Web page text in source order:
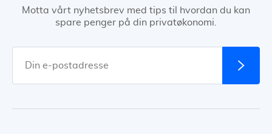
Motta vårt nyhetsbrev med tips til hvordan du kan
spare penger på din privatøkonomi.